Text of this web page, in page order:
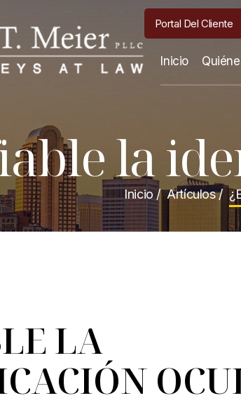
Portal Del Cliente
Inicio
la
Inicio /Artículos/
LA